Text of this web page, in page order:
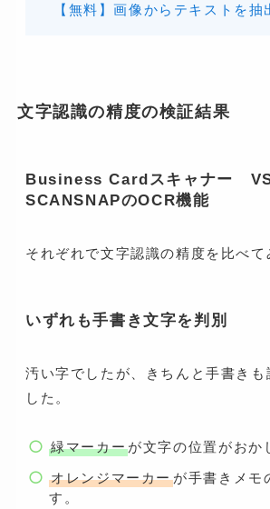
【無料】画像からテキストを抽
文字認識の精度の検証結果
Business Cardスキャナー
SCANSNAPのOCR機能
それぞれで文字認識の精度を比べて
いずれも手書き文字を判別
汚い字でしたが、きちんと手書きも
した。
緑マーカーが文字の位置がおか
オレンジマーカーが手書きメモ
す。